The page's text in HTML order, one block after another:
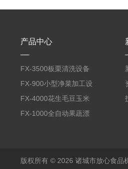
产品中心
FX-3500板栗清洗设备
全自动气泡清洗机
FX-900小型净菜加工设
备野菜清洗机
FX-4000花生毛豆玉米
蒸煮漂烫机
FX-1000全自动果蔬漂
版权所有 © 2026 诸城市放心食品